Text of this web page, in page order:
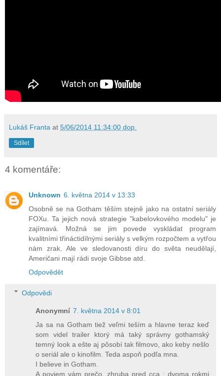
Lukáš Franta at 5/06/2014 11:34:00 dop.
Sdílet
4 komentáře:
Unknown 6. května 2014 v 13:33
Osobně se na Gotham těším stejně jako na ostatní seriály
FOXu. Ta jejich nová strategie "kabelovkového modelu" je
zajímavá. Možná se jim povede vyskládat program
kvalitními třináctidílnými seriály s velkým rozpočtem a vytřou
nám zrak. Ale ve sledovanosti díru do světa neudělají,
Američani mají rádi svoje Gibbse atd.
Odpovědět
Odpovědi
Anonymní 7. května 2014 v 8:01
Ja sa na Gotham tiež veľmi teším a hlavne teraz keď
som videl trailer ktorý má taký správny gothamský
temný look a ešte aj pôsobí tak filmovo, ako keby nešlo
o seriál ale o kinofilm. Teda aspoň podľa mna.
I believe in Gotham.
A poviem vám prečo, zhruba pred cca : dvoma rokmi